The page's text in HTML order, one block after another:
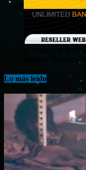
¡Consigue tu
costo en
Lo más leído